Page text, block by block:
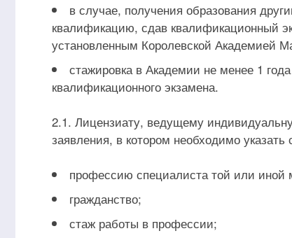
в случае, получения образования
квалификацию, сдав квалификационный
установленным Королевской Академией
стажировка в Академии не менее 1
квалификационного экзамена.
2.1. Лицензиату, ведущему
заявления, в котором необходимо
профессию специалиста той или иной
гражданство;
стаж работы в профессии;